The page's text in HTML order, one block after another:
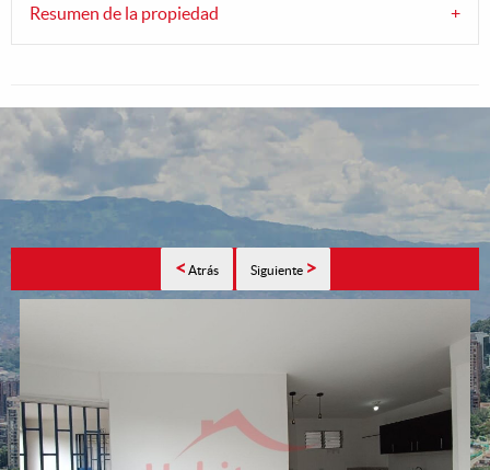
Resumen de la propiedad
< Atrás Siguiente >